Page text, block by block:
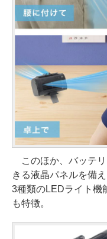
このほか、バッテ
きる液晶パネルを備
3種類のLEDライト機
も特徴。